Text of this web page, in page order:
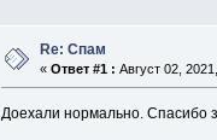
Re: Спам
« Ответ #1 : Август 02,
Доехали нормально. Спасибо